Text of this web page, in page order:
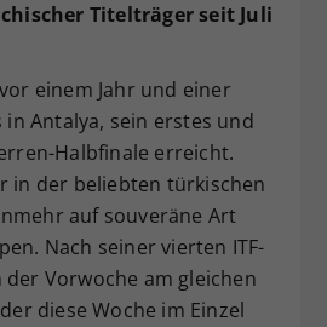
Titelträger seit Juli
einem Jahr und einer
in Antalya, sein erstes und
Halbfinale erreicht.
in der beliebten türkischen
auf souveräne Art
Nach seiner vierten ITF-
Vorwoche am gleichen
diese Woche im Einzel